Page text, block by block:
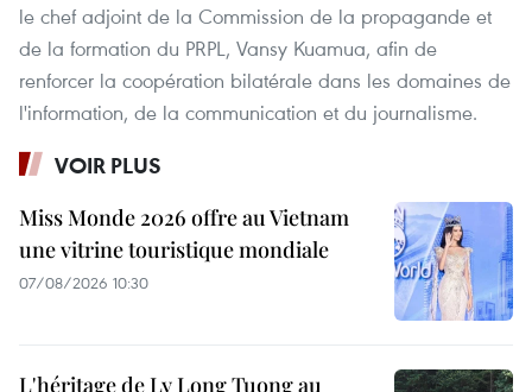
le chef adjoint de la Commission de la propagande et
de la formation du PRPL, Vansy Kuamua, afin de
renforcer la coopération bilatérale dans les domaines de
l'information, de la communication et du journalisme.
VOIR PLUS
Miss Monde 2026 offre au Vietnam
une vitrine touristique mondiale
07/08/2026 10:30
L'héritage de Ly Long Tuong au